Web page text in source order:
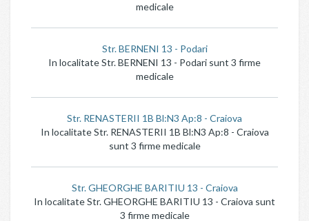
medicale
Str. BERNENI 13 - Podari
In localitate Str. BERNENI 13 - Podari sunt 3 firme
medicale
Str. RENASTERII 1B Bl:N3 Ap:8 - Craiova
In localitate Str. RENASTERII 1B Bl:N3 Ap:8 - Craiova
sunt 3 firme medicale
Str. GHEORGHE BARITIU 13 - Craiova
In localitate Str. GHEORGHE BARITIU 13 - Craiova sunt
3 firme medicale